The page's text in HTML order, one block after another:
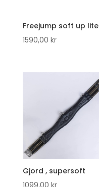
Freejump soft up lite
1590,00 kr
Gjord , supersoft
1099,00 kr